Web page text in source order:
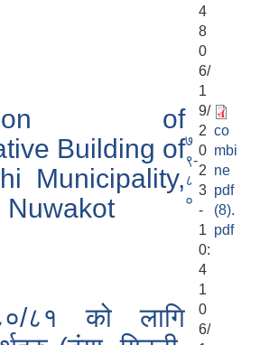
4
8
of
Building of
Municipality,
Nuwakot
७
९-
८
०
0
6/
1
9/
2
0
2
3
-
1
0:
4
1
co
mbi
ne
pdf
(8).
pdf
८१ को लागि
0
6/